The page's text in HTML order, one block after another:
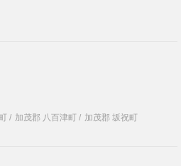
/ 加茂郡 八百津町 / 加茂郡 坂祝町